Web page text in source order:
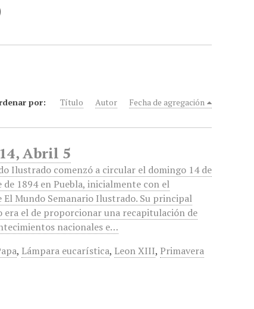
por: Título Autor Fecha de agregación
Abril 5
Ilustrado comenzó a circular el domingo 14 de
de 1894 en Puebla, inicialmente con el
El Mundo Semanario Ilustrado. Su principal
era el de proporcionar una recapitulación de
nacionales e…
, Lámpara eucarística, Leon XIII, Primavera